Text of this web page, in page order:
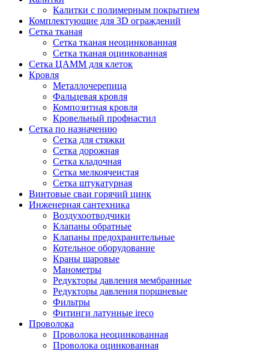
Калитки с полимерным покрытием
Комплектующие для 3D ограждений
Сетка тканая
Сетка тканая неоцинкованная
Сетка тканая оцинкованная
Сетка ЦАММ для клеток
Кровля
Металлочерепица
Фальцевая кровля
Композитная кровля
Кровельный профнастил
Сетка по назначению
Сетка для стяжки
Сетка дорожная
Сетка кладочная
Сетка мелкоячеистая
Сетка штукатурная
Винтовые сваи горячий цинк
Инженерная сантехника
Воздухоотводчики
Клапаны обратные
Клапаны предохранительные
Котельное оборудование
Краны шаровые
Манометры
Редукторы давления мембранные
Редукторы давления поршневые
Фильтры
Фитинги латунные ireco
Проволока
Проволока неоцинкованная
Проволока оцинкованная